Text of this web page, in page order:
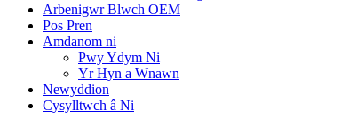
Arbenigwr Blwch OEM
Pos Pren
Amdanom ni
Pwy Ydym Ni
Yr Hyn a Wnawn
Newyddion
Cysylltwch â Ni